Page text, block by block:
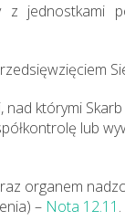
z jednostkami
nad którymi
lub
organem
– Nota 12.11 .